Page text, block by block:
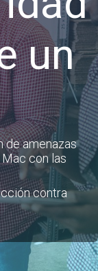
un
de amenazas
con las
contra